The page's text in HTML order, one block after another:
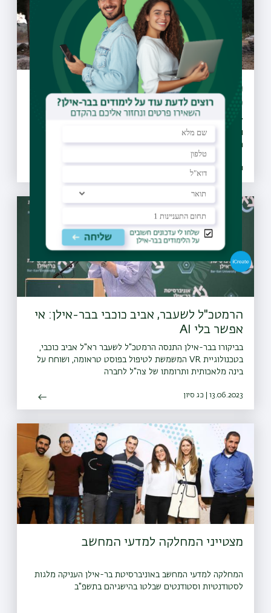
מיזם "קחו אתכם את הזבל" יקודם בעולם
כפורץ דרך
והתחייבו לבצע הסברה, חינוך, ואכיפה ברוחו, החלו פעילויות
הסברה חינוך ואכיפה ברשויות ו-30 רשויות נוספות הביעו נכונות
להצטרף גם הן למיזם
26.07.2021 | טז אב
הרמטכ"ל לשעבר, אביב כוכבי בבר-אילן: אי
אפשר בלי AI
בביקורו בבר-אילן התנסה הרמטכ"ל לשעבר רא"ל אביב כוכבי,
בטכנולוגיית VR המשמשת לטיפול בפוסט טראומה, ושוחח על
בינה מלאכותית ותרומתו של צה"ל לחברה
13.06.2023 | כג סיון
מצטייני המחלקה למדעי המחשב
המחלקה למדעי המחשב באוניברסיטת בר-אילן העניקה מלגות
לסטודנטיות וסטודנטים שבלטו בהישגיהם בתשפ"ב